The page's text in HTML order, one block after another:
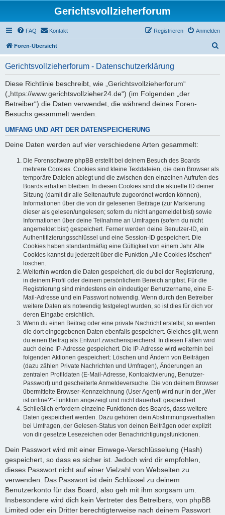
Gerichtsvollzieherforum
FAQ Kontakt Anmelden
Registrieren
Foren-Übersicht
Gerichtsvollzieherforum - Datenschutzerklärung
Diese Richtlinie beschreibt, wie „Gerichtsvollzieherforum“
(„https://www.gerichtsvollzieher24.de“) (im Folgenden „der
Betreiber“) die Daten verwendet, die während deines Foren-
Besuchs gesammelt werden.
UMFANG UND ART DER DATENSPEICHERUNG
Deine Daten werden auf vier verschiedene Arten gesammelt:
Die Forensoftware phpBB erstellt bei deinem Besuch des Boards
mehrere Cookies. Cookies sind kleine Textdateien, die dein Browser als
temporäre Dateien ablegt und die zwischen den einzelnen Aufrufen des
Boards erhalten bleiben. In diesen Cookies sind die aktuelle ID deiner
Sitzung (damit dir alle Seitenaufrufe zugeordnet werden können),
Informationen über die von dir gelesenen Beiträge (zur Markierung
dieser als gelesen/ungelesen; sofern du nicht angemeldet bist) sowie
Informationen über deine Teilnahme an Umfragen (sofern du nicht
angemeldet bist) gespeichert. Ferner werden deine Benutzer-ID, ein
Authentifizierungsschlüssel und eine Session-ID gespeichert. Die
Cookies haben standardmäßig eine Gültigkeit von einem Jahr. Alle
Cookies kannst du jederzeit über die Funktion „Alle Cookies löschen“
löschen.
Weiterhin werden die Daten gespeichert, die du bei der Registrierung,
in deinem Profil oder deinem persönlichem Bereich angibst. Für die
Registrierung sind mindestens ein eindeutiger Benutzername, eine E-
Mail-Adresse und ein Passwort notwendig. Wenn durch den Betreiber
weitere Daten als notwendig festgelegt wurden, so ist dies für dich vor
deren Eingabe ersichtlich.
Wenn du einen Beitrag oder eine private Nachricht erstellst, so werden
die dort eingegebenen Daten ebenfalls gespeichert. Gleiches gilt, wenn
du einen Beitrag als Entwurf zwischenspeicherst. In diesen Fällen wird
auch deine IP-Adresse gespeichert. Die IP-Adresse wird weiterhin bei
folgenden Aktionen gespeichert: Löschen und Ändern von Beiträgen
(dazu zählen Private Nachrichten und Umfragen), Änderungen an
zentralen Profildaten (E-Mail-Adresse, Kontoaktivierung, Benutzer-
Passwort) und gescheiterte Anmeldeversuche. Die von deinem Browser
übermittelte Browser-Kennzeichnung (User Agent) wird nur in der „Wer
ist online?“-Funktion angezeigt und nicht dauerhaft gespeichert.
Schließlich erfordern einzelne Funktionen des Boards, dass weitere
Daten gespeichert werden. Dazu gehören dein Abstimmungsverhalten
bei Umfragen, der Gelesen-Status von deinen Beiträgen oder explizit
von dir gesetzte Lesezeichen oder Benachrichtigungsfunktionen.
Dein Passwort wird mit einer Einwege-Verschlüsselung (Hash)
gespeichert, so dass es sicher ist. Jedoch wird dir empfohlen,
dieses Passwort nicht auf einer Vielzahl von Webseiten zu
verwenden. Das Passwort ist dein Schlüssel zu deinem
Benutzerkonto für das Board, also geh mit ihm sorgsam um.
Insbesondere wird dich kein Vertreter des Betreibers, von phpBB
Limited oder ein Dritter berechtigterweise nach deinem Passwort